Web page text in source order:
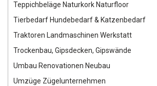
Teppichbeläge Naturkork Naturfloor
Tierbedarf Hundebedarf & Katzenbedarf
Traktoren Landmaschinen Werkstatt
Trockenbau, Gipsdecken, Gipswände
Umbau Renovationen Neubau
Umzüge Zügelunternehmen